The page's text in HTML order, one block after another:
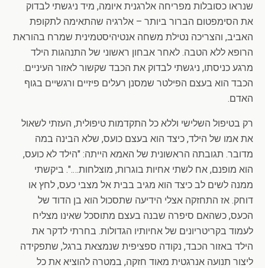
שנראו כסובלות מפריחה אלרגנית איומה, מיד ניגשתי לבדוק
את הסימפטום הברור ביותר – אלרגיה שהתאימה לתקופת
האביב, והצריכה נטילת משחה אנטיהיסטמינית שמרח בהוראת
הרופא ללא הטבה. לאחר אבחון ראשוני של התנהגות הילד
מרגע כניסתו, ניגשתי לבדוק את הכבד שקשור לאזור העיניים.
הכבד הוא בעצם הפילטר שמסנן רעלים פיזיים ורגשיים בגוף
האדם.
רק בטיפול השלישי וללא כל התקדמות טיפולית, העזתי לשאול
את אמו של הילד, כיצד הוא בעצם כועס, שלא הבינה במה
מדובר. תגובתה הראשונית של האמא הייתה: "הילד לא כועס,
הוא מופנם, אח לשתי אחיות בוגרות, מוצלחות….". ביקשתי
ממנה לשים לב כיצד הוא מגיב בבית אל מצבי כעס, לחץ או
דוחק. אז התחזקה אצלי הידיעה שתסכול הוא בן הדוד של
הכעס, כשהאם סיפרה שבנה בעצם מתוסכל שאינו מצליח
לעמוד בקריטריונים של אחיותיו הגדולות. בחרתי לדקר את
הילד באזור הכבד, נקודה ספציפית שנמצאת ברגל, שתפקידה
ליצור תנועה אנרגטית מאוד חזקה, במטרה להוציא את כל